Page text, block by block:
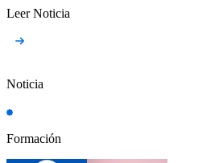
Leer Noticia
Noticia
Formación